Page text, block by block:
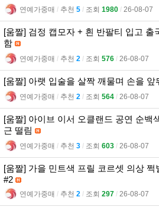
연예가중매 l 추천 5 l 조회 1980 l 26-08-07
[움짤] 검정 캡모자 + 흰 반팔티 입고 출
함
연예가중매 l 추천 2 l 조회 576 l 26-08-07
[움짤] 아랫 입술을 살짝 깨물며 손을 앞
연예가중매 l 추천 2 l 조회 564 l 26-08-07
[움짤] 아이브 이서 오클랜드 공연 순백
근 떨림
연예가중매 l 추천 3 l 조회 603 l 26-08-07
[움짤] 가을 민트색 프릴 코르셋 의상
#2
연예가중매 l 추천 2 l 조회 297 l 26-08-07